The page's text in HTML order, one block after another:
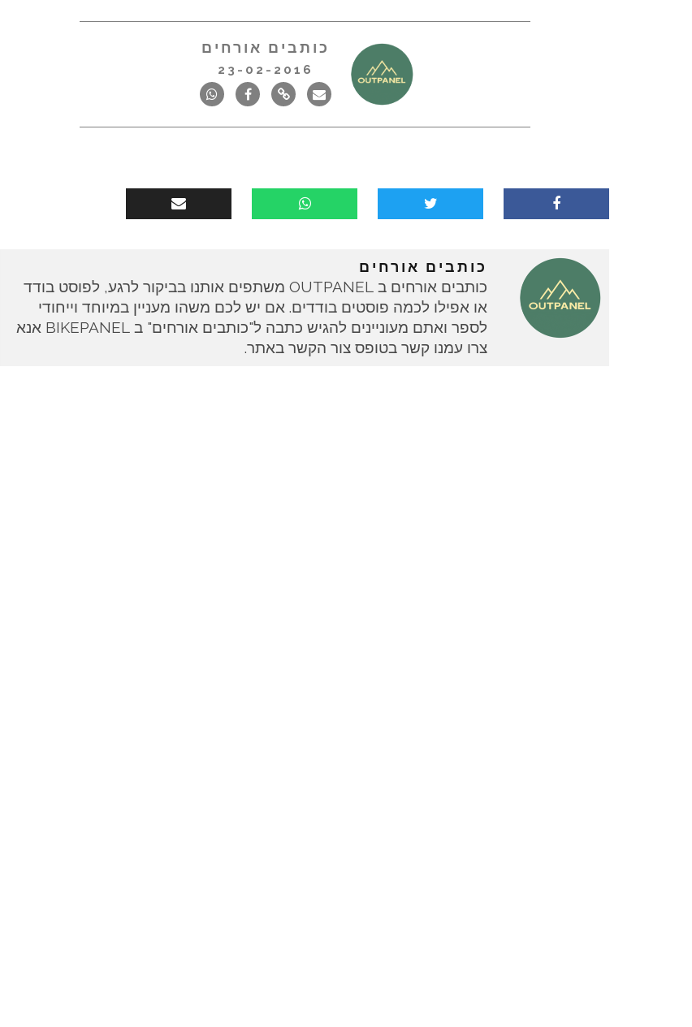
כותבים אורחים
23-02-2016
כותבים אורחים
כותבים אורחים ב OUTPANEL משתפים אותנו בביקור לרגע, לפוסט בודד
או אפילו לכמה פוסטים בודדים. אם יש לכם משהו מעניין במיוחד וייחודי
לספר ואתם מעוניינים להגיש כתבה ל"כותבים אורחים" ב BIKEPANEL אנא
צרו עמנו קשר בטופס צור הקשר באתר.